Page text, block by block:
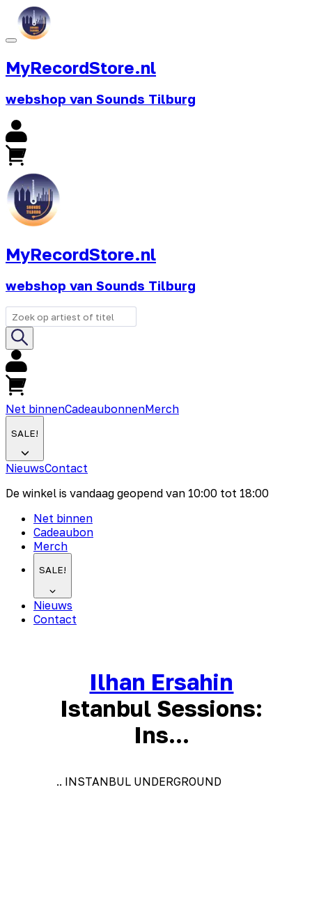
MyRecordStore.nl
webshop van Sounds Tilburg
MyRecordStore.nl
webshop van Sounds Tilburg
Net binnenCadeaubonnenMerch
SALE!
NieuwsContact
De winkel is vandaag geopend van 10:00 tot 18:00
Net binnen
Cadeaubon
Merch
SALE!
Nieuws
Contact
Ilhan Ersahin
Istanbul Sessions:
Ins...
.. INSTANBUL UNDERGROUND